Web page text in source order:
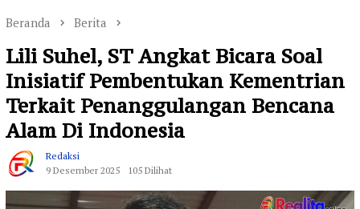
Beranda Berita
Lili Suhel, ST Angkat Bicara Soal
Inisiatif Pembentukan Kementrian
Terkait Penanggulangan Bencana
Alam Di Indonesia
Redaksi
9 Desember 2025
105 Dilihat